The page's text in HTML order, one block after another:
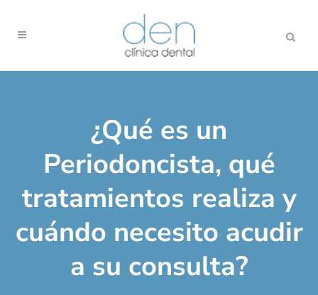
¿Qué es un
Periodoncista, qué
tratamientos realiza y
cuándo necesito acudir
a su consulta?